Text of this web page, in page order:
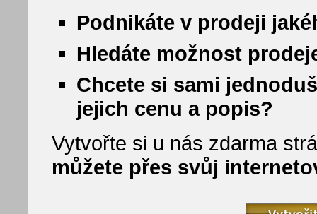
Podnikáte v prodeji
Hledáte možnost
Chcete si sami
jejich cenu a popis?
Vytvořte si u nás zdarma
můžete přes svůj